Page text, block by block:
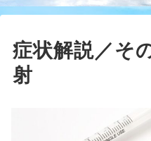
症状解説／そ
射